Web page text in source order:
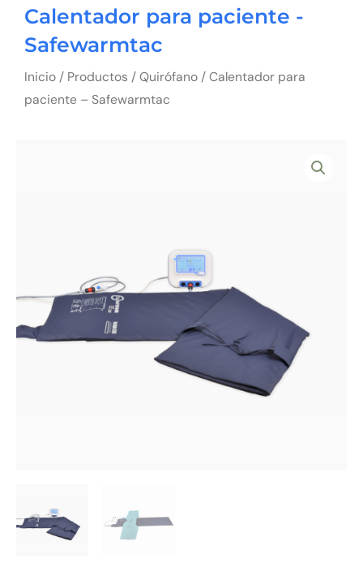
Calentador para paciente -
Safewarmtac
Inicio / Productos /Quirófano / Calentador para
paciente – Safewarmtac